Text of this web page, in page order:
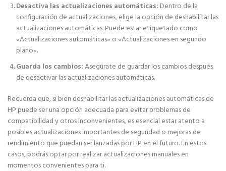
Desactiva las actualizaciones automáticas: Dentro de la
configuración de actualizaciones, elige la opción de deshabilitar las
actualizaciones automáticas. Puede estar etiquetado como
«Actualizaciones automáticas» o «Actualizaciones en segundo
plano».
Guarda los cambios:Asegúrate de guardar los cambios después
de desactivar las actualizaciones automáticas.
Recuerda que, si bien deshabilitar las actualizaciones automáticas de
HP puede ser una opción adecuada para evitar problemas de
compatibilidad y otros inconvenientes, es esencial estar atento a
posibles actualizaciones importantes de seguridad o mejoras de
rendimiento que puedan ser lanzadas por HP en el futuro. En estos
casos, podrás optar por realizar actualizaciones manuales en
momentos convenientes para ti.